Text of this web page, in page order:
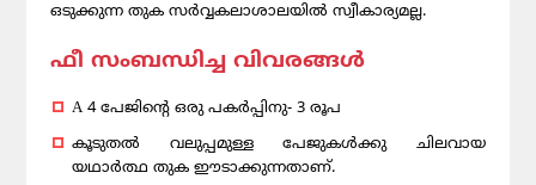
ഒടുക്കുന്ന തുക സർവ്വകലാശാലയിൽ സ്വീകാര്യമല്ല.
ഫീ സംബന്ധിച്ച വിവരങ്ങൾ
A 4 പേജിന്റെ ഒരു പകർപ്പിനു- 3 രൂപ
കൂടുതൽ വലുപ്പമുള്ള പേജുകൾക്കു ചിലവായ
യഥാർത്ഥ തുക ഈടാക്കുന്നതാണ്.